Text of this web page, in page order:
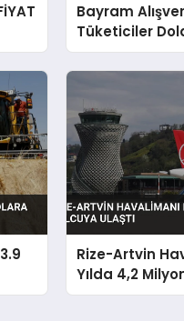
Bayram
Tüketiciler
Karşı Uyarıldı
Rize-Artvin
Yılda 4,2